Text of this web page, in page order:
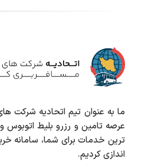
ما به عنوان تیم اتحادیه شرکت
عرصه تامین و رزرو بلیط اتوبوس
ترین خدمات برای شما، سامانه
اندازی کردیم.